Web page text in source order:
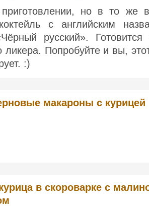
но в то же
с английским
русский».
ликера. Попробуйте и вы,
:)
макароны с курицей
в скороварке с